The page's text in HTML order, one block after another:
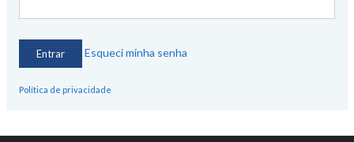
Esqueci minha senha
Política de privacidade